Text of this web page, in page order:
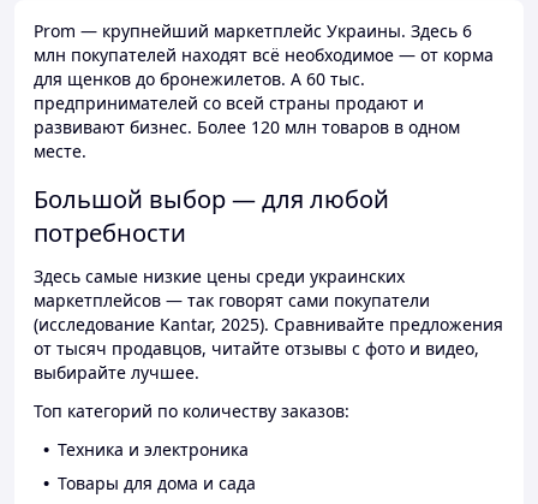
Prom — крупнейший маркетплейс Украины. Здесь 6
млн покупателей находят всё необходимое — от корма
для щенков до бронежилетов. А 60 тыс.
предпринимателей со всей страны продают и
развивают бизнес. Более 120 млн товаров в одном
месте.
Большой выбор — для любой
потребности
Здесь самые низкие цены среди украинских
маркетплейсов — так говорят сами покупатели
(исследование Kantar, 2025). Сравнивайте предложения
от тысяч продавцов, читайте отзывы с фото и видео,
выбирайте лучшее.
Топ категорий по количеству заказов:
Техника и электроника
Товары для дома и сада